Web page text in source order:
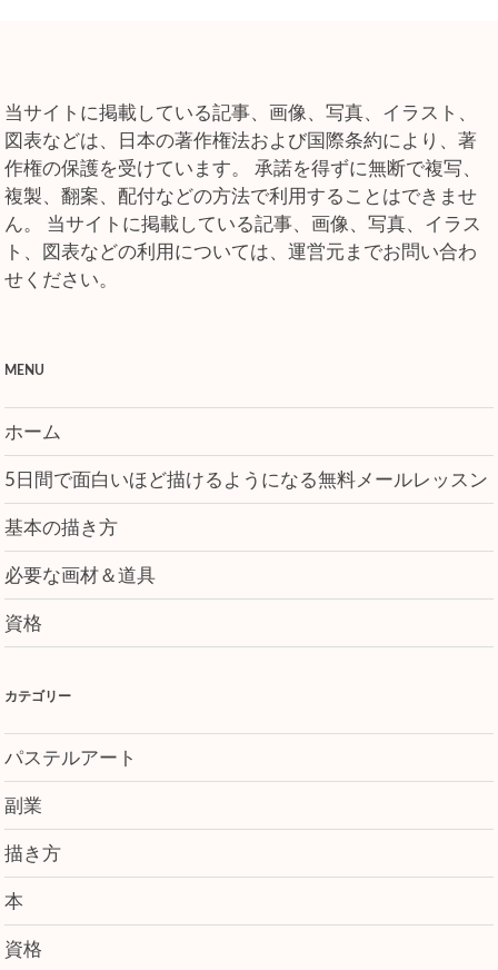
当サイトに掲載している記事、画像、写真、イラスト、
図表などは、日本の著作権法および国際条約により、著
作権の保護を受けています。 承諾を得ずに無断で複写、
複製、翻案、配付などの方法で利用することはできませ
ん。 当サイトに掲載している記事、画像、写真、イラス
ト、図表などの利用については、運営元までお問い合わ
せください。
MENU
ホーム
5日間で面白いほど描けるようになる無料メールレッスン
基本の描き方
必要な画材＆道具
資格
カテゴリー
パステルアート
副業
描き方
本
資格